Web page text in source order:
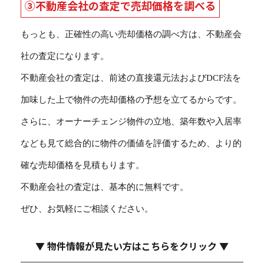
③不動産会社の査定で売却価格を調べる
もっとも、正確性の高い売却価格の調べ方は、不動産会
社の査定になります。
不動産会社の査定は、前述の直接還元法およびDCF法を
加味した上で物件の売却価格の予想を立てるからです。
さらに、オーナーチェンジ物件の立地、築年数や入居率
なども見て総合的に物件の価値を評価するため、より的
確な売却価格を見積もります。
不動産会社の査定は、基本的に無料です。
ぜひ、お気軽にご相談ください。
▼ 物件情報が見たい方はこちらをクリック ▼